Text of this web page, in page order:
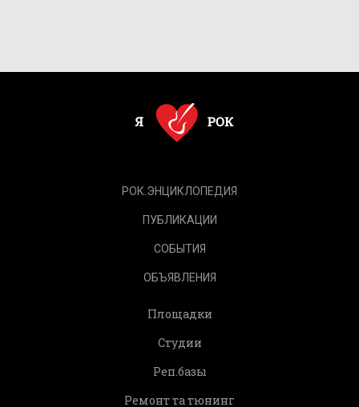
РОК.ЭНЦИКЛОПЕДИЯ
ПУБЛИКАЦИИ
СОБЫТИЯ
ОБЪЯВЛЕНИЯ
Площадки
Студии
Реп.базы
Ремонт та тюнинг